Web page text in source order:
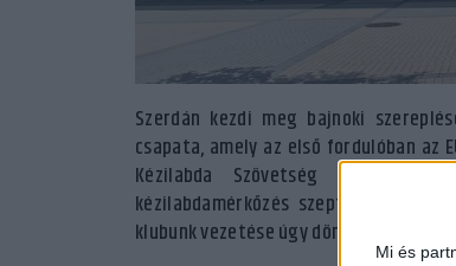
Mi és
Szerdán kezdi meg bajnoki
csapata, amely az első fordulóban az
Kézilabda Szövetség elfogadott
kézilabdamérkőzés szeptember 1-
klubunk vezetése úgy döntött, hogy a